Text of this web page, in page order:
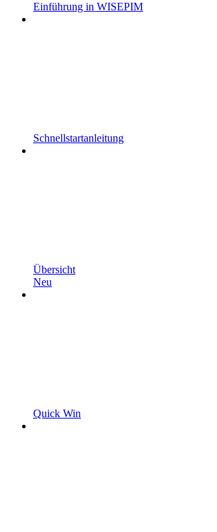
Einführung in WISEPIM
Schnellstartanleitung
Übersicht
Neu
Quick Win